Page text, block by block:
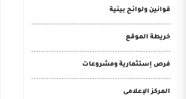
قوانين ولوائح بيئية
خريطة الموقع
فرص إستثمارية ومشروعات
المركز الإعلامى